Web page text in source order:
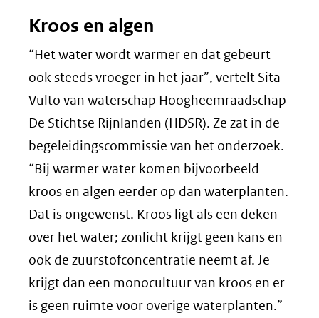
Kroos en algen
“Het water wordt warmer en dat gebeurt
ook steeds vroeger in het jaar”, vertelt Sita
Vulto van waterschap Hoogheemraadschap
De Stichtse Rijnlanden (HDSR). Ze zat in de
begeleidingscommissie van het onderzoek.
“Bij warmer water komen bijvoorbeeld
kroos en algen eerder op dan waterplanten.
Dat is ongewenst. Kroos ligt als een deken
over het water; zonlicht krijgt geen kans en
ook de zuurstofconcentratie neemt af. Je
krijgt dan een monocultuur van kroos en er
is geen ruimte voor overige waterplanten.”